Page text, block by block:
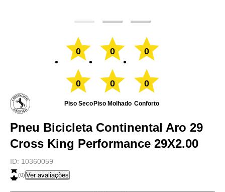
0
0
Piso Seco
0
0
Piso Molhado
0
0
Conforto
Pneu Bicicleta Continental Aro 29
Cross King Performance 29X2.00
ID: 10360059
(0) Ver avaliações